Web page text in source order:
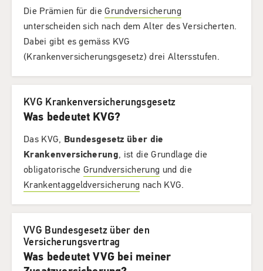
Die Prämien für dieGrundversicherung
unterscheiden sich nach dem Alter des Versicherten.
Dabei gibt es gemäss KVG
(Krankenversicherungsgesetz) drei Altersstufen.
KVG Krankenversicherungsgesetz
Was bedeutet KVG?
Das KVG, Bundesgesetz über die
Krankenversicherung, ist die Grundlage die
obligatorische Grundversicherung und die
Krankentaggeldversicherung nach KVG.
VVG Bundesgesetz über den
Versicherungsvertrag
Was bedeutet VVG bei meiner